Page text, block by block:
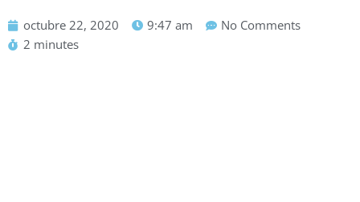
octubre 22, 2020 9:47 am
No Comments
2 minutes